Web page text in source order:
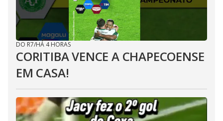
DO R7/HÁ 4 HORAS
CORITIBA VENCE A CHAPECOENSE
EM CASA!